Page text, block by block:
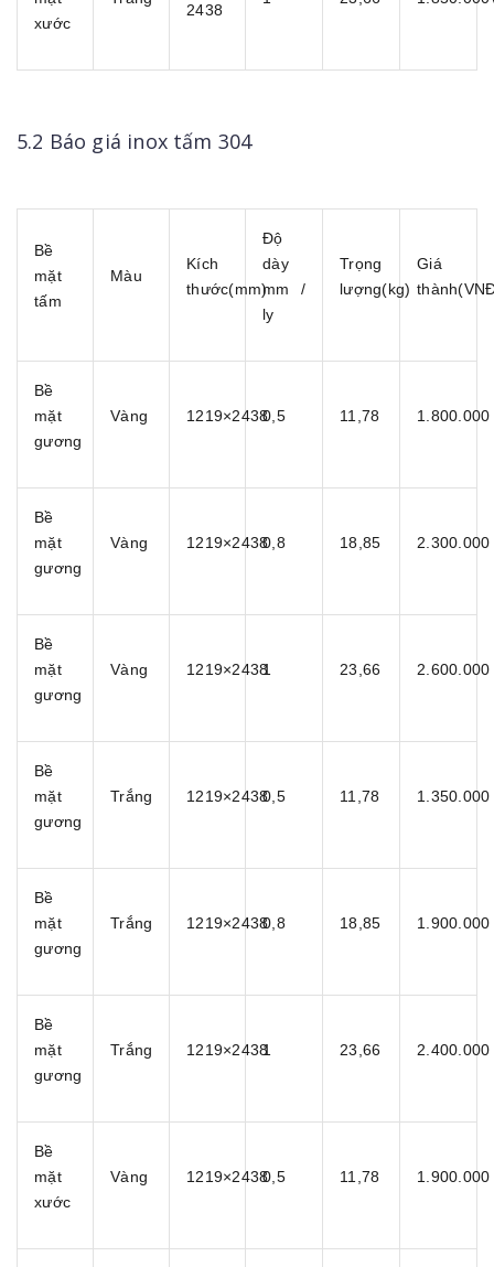
xước
2438
5.2 Báo giá inox tấm 304
Bề
mặt
tấm
Màu
Kích
thước(mm)
Độ
dày
mm /
ly
Trọng
lượng(kg)
Giá
Bề
mặt
gương
Vàng 1219×24380,5 11,78 1.800.000
Bề
mặt
gương
Vàng 1219×24380,8 18,85 2.300.000
Bề
mặt
gương
Vàng 1219×2438
1 23,66 2.600.000
Bề
mặt
gương
Trắng 1219×24380,5 11,78 1.350.000
Bề
mặt
gương
Trắng 1219×24380,8 18,85 1.900.000
Bề
mặt
gương
Trắng 1219×2438
1 23,66 2.400.000
Bề
mặt
xước
Vàng 1219×24380,5 11,78 1.900.000